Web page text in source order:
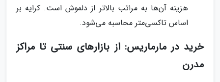
هزینه آن‌ها به مراتب بالاتر از دلموش است. کرایه بر
اساس تاکسی‌متر محاسبه می‌شود.
خرید در مارماریس: از بازارهای سنتی تا مراکز
مدرن